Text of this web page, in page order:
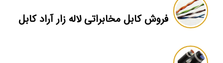
فروش کابل مخابراتی لاله زار آراد کابل